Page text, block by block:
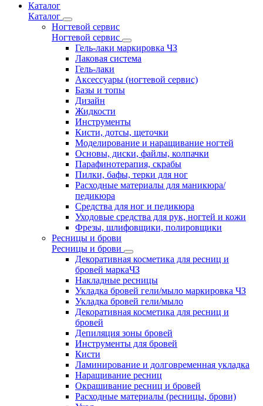
Каталог
Каталог
Ногтевой сервис
Ногтевой сервис
Гель-лаки маркировка ЧЗ
Лаковая система
Гель-лаки
Аксессуары (ногтевой сервис)
Базы и топы
Дизайн
Жидкости
Инструменты
Кисти, дотсы, щеточки
Моделирование и наращивание ногтей
Основы, диски, файлы, колпачки
Парафинотерапия, скрабы
Пилки, бафы, терки для ног
Расходные материалы для маникюра/
педикюра
Средства для ног и педикюра
Уходовые средства для рук, ногтей и кожи
Фрезы, шлифовщики, полировщики
Ресницы и брови
Ресницы и брови
Декоративная косметика для ресниц и
бровей маркаЧЗ
Накладные ресницы
Укладка бровей гели/мыло маркировка ЧЗ
Укладка бровей гели/мыло
Декоративная косметика для ресниц и
бровей
Депиляция зоны бровей
Инструменты для бровей
Кисти
Ламинирование и долговременная укладка
Наращивание ресниц
Окрашивание ресниц и бровей
Расходные материалы (ресницы, брови)